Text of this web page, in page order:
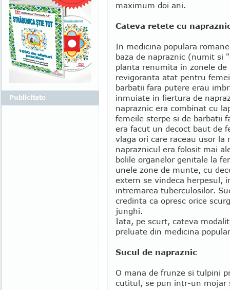
maximum doi ani.
Cateva retete cu
In medicina populara
baza de napraznic (numit si
planta renumita in zonele
revigoranta atat pentru
barbatii fara putere erau
inmuiate in fiertura de
napraznic era combinat cu
femeile sterpe si de barbatii
era facut un decoct baut de
vlaga ori care raceau usor
napraznicul era folosit mai
bolile organelor genitale la
unele zone de munte, cu
extern se vindeca herpesul,
intremarea tuberculosilor.
credinta ca opresc orice
junghi.
Iata, pe scurt, cateva
preluate din medicina
Sucul de napraznic
O mana de frunze si tulpini
cutitul, se pun intr-un mojar
Publicitate